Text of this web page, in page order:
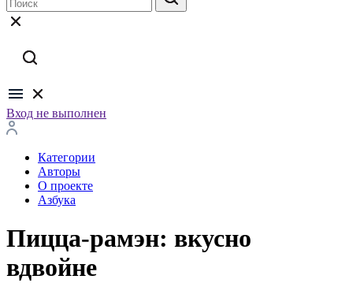
Вход не выполнен
Категории
Авторы
О проекте
Азбука
Пицца-рамэн: вкусно
вдвойне